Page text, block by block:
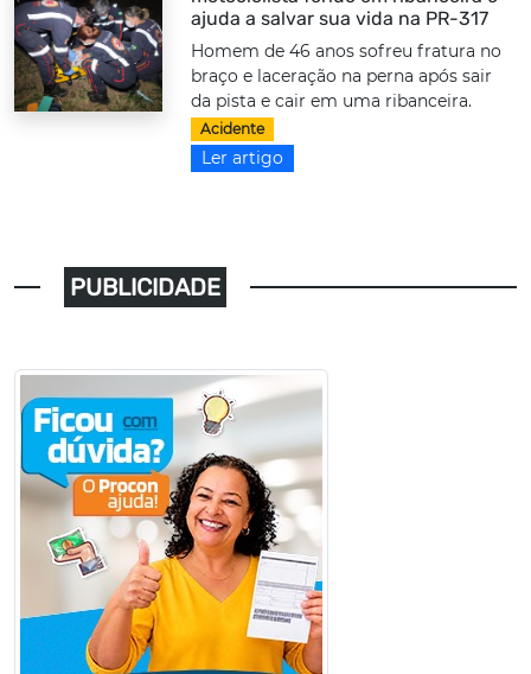
ajuda a salvar sua vida na PR-317
Homem de 46 anos sofreu fratura no
braço e laceração na perna após sair
da pista e cair em uma ribanceira.
Acidente
Ler artigo
PUBLICIDADE